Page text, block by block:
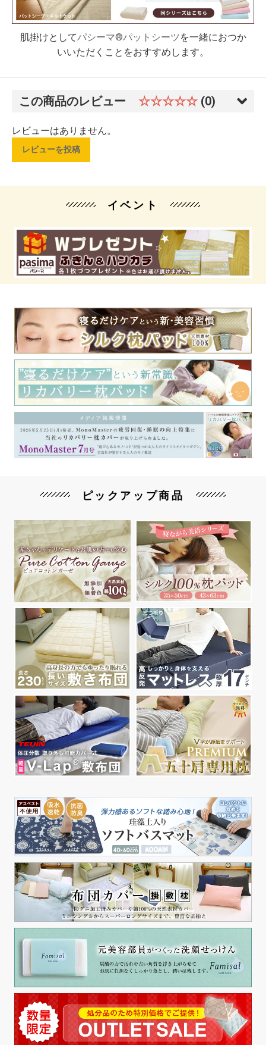
肌掛けとしてパシーマ®パットシーツ を一緒におつか
いいただくことをおすすめします。
この商品のレビュー ☆☆☆☆☆ (0)
レビューはありません。
レビューを投稿
イベント
ピックアップ商品